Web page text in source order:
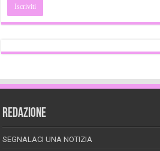
REDAZIONE
SEGNALACI UNA NOTIZIA